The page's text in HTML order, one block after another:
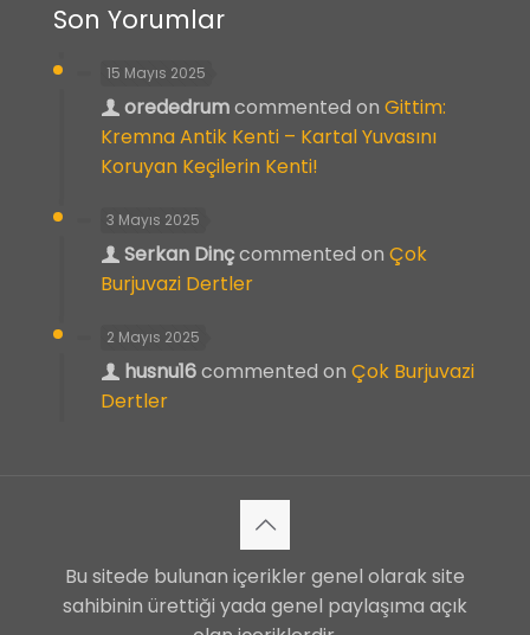
Son Yorumlar
15 Mayıs 2025
orededrumcommented on Gittim:
Kremna Antik Kenti – Kartal Yuvasını
Koruyan Keçilerin Kenti!
3 Mayıs 2025
Serkan Dinçcommented on Çok
Burjuvazi Dertler
2 Mayıs 2025
husnu16commented on Çok Burjuvazi
Dertler
Bu sitede bulunan içerikler genel olarak site
sahibinin ürettiği yada genel paylaşıma açık